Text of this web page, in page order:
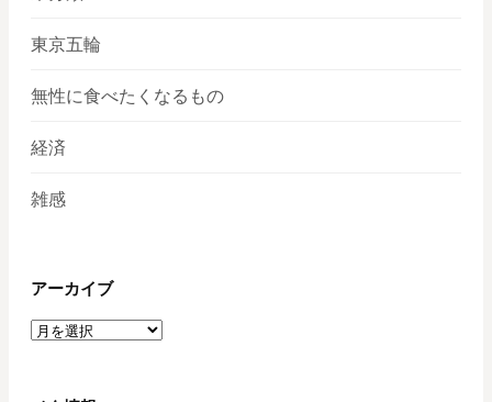
東京五輪
無性に食べたくなるもの
経済
雑感
アーカイブ
ア